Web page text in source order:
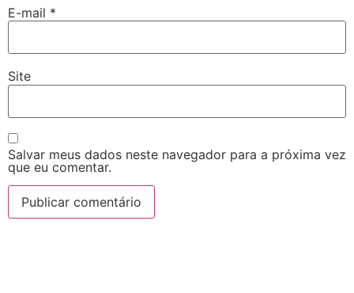
E-mail *
Site
Salvar meus dados neste navegador para a próxima vez
que eu comentar.